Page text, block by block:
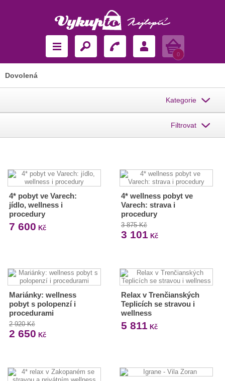
Košík
0
Dovolená
Kategorie
Filtrovat
4* pobyt ve Varech:
jídlo, wellness i
procedury
7 600 Kč
4* wellness pobyt ve
Varech: strava i
procedury
3 875 Kč
3 101 Kč
Mariánky: wellness
pobyt s polopenzí i
procedurami
2 920 Kč
2 650 Kč
Relax v Trenčianských
Teplicích se stravou i
wellness
5 811 Kč